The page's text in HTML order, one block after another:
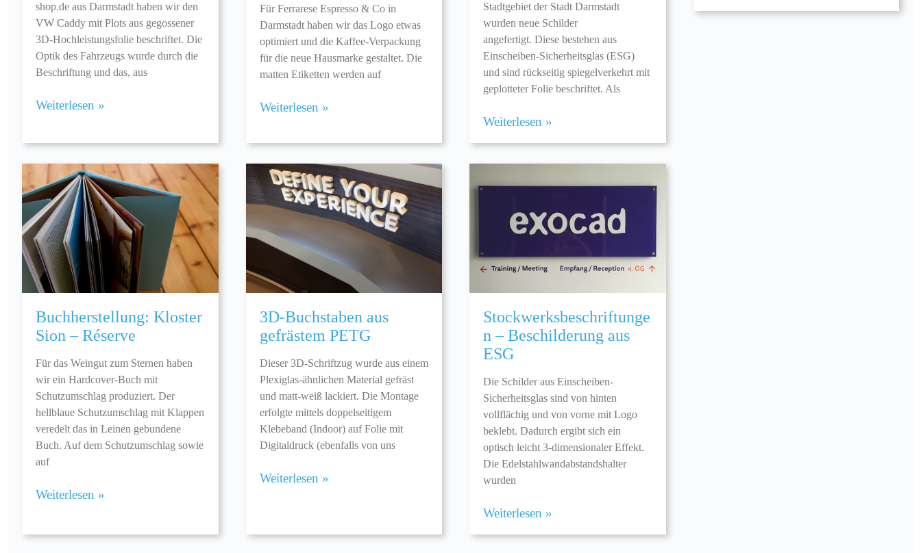
shop.de aus Darmstadt haben wir den
VW Caddy mit Plots aus gegossener
3D-Hochleistungsfolie beschriftet. Die
Optik des Fahrzeugs wurde durch die
Beschriftung und das, aus
Weiterlesen »
Für Ferrarese Espresso & Co in
Darmstadt haben wir das Logo etwas
optimiert und die Kaffee-Verpackung
für die neue Hausmarke gestaltet. Die
matten Etiketten werden auf
Weiterlesen »
Stadtgebiet der Stadt Darmstadt
wurden neue Schilder
angefertigt. Diese bestehen aus
Einscheiben-Sicherheitsglas (ESG)
und sind rückseitig spiegelverkehrt mit
geplotteter Folie beschriftet. Als
Weiterlesen »
Buchherstellung: Kloster
Sion – Réserve
Für das Weingut zum Sternen haben
wir ein Hardcover-Buch mit
Schutzumschlag produziert. Der
hellblaue Schutzumschlag mit Klappen
veredelt das in Leinen gebundene
Buch. Auf dem Schutzumschlag sowie
auf
Weiterlesen »
3D-Buchstaben aus
gefrästem PETG
Dieser 3D-Schriftzug wurde aus einem
Plexiglas-ähnlichen Material gefräst
und matt-weiß lackiert. Die Montage
erfolgte mittels doppelseitigem
Klebeband (Indoor) auf Folie mit
Digitaldruck (ebenfalls von uns
Weiterlesen »
Stockwerksbeschriftunge
n – Beschilderung aus
ESG
Die Schilder aus Einscheiben-
Sicherheitsglas sind von hinten
vollflächig und von vorne mit Logo
beklebt. Dadurch ergibt sich ein
optisch leicht 3-dimensionaler Effekt.
Die Edelstahlwandabstandshalter
wurden
Weiterlesen »